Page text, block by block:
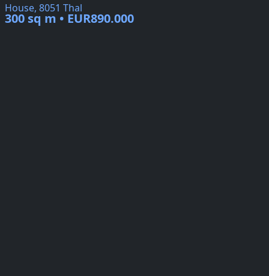
House, 8051 Thal
300 sq m • EUR890.000